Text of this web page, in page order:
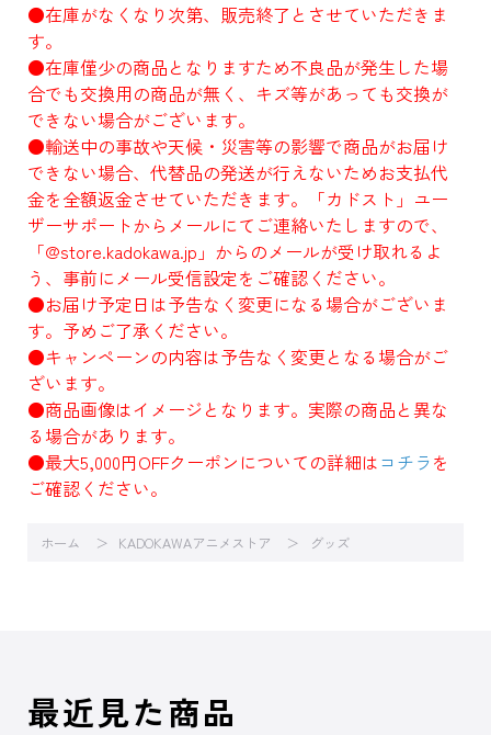
●在庫がなくなり次第、販売終了とさせていただきま
す。
●在庫僅少の商品となりますため不良品が発生した場
合でも交換用の商品が無く、キズ等があっても交換が
できない場合がございます。
●輸送中の事故や天候・災害等の影響で商品がお届け
できない場合、代替品の発送が行えないためお支払代
金を全額返金させていただきます。「カドスト」ユー
ザーサポートからメールにてご連絡いたしますので、
「@store.kadokawa.jp」からのメールが受け取れるよ
う、事前にメール受信設定をご確認ください。
●お届け予定日は予告なく変更になる場合がございま
す。予めご了承ください。
●キャンペーンの内容は予告なく変更となる場合がご
ざいます。
●商品画像はイメージとなります。実際の商品と異な
る場合があります。
●最大5,000円OFFクーポンについての詳細はコチラを
ご確認ください。
ホーム KADOKAWAアニメストア グッズ
最近見た商品